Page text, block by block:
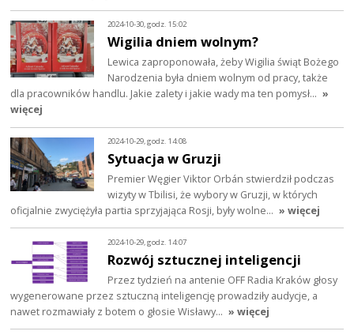
2024-10-30, godz. 15:02
Wigilia dniem wolnym?
Lewica zaproponowała, żeby Wigilia świąt Bożego
Narodzenia była dniem wolnym od pracy, także
dla pracowników handlu. Jakie zalety i jakie wady ma ten pomysł… »
więcej
2024-10-29, godz. 14:08
Sytuacja w Gruzji
Premier Węgier Viktor Orbán stwierdził podczas
wizyty w Tbilisi, że wybory w Gruzji, w których
oficjalnie zwyciężyła partia sprzyjająca Rosji, były wolne… » więcej
2024-10-29, godz. 14:07
Rozwój sztucznej inteligencji
Przez tydzień na antenie OFF Radia Kraków głosy
wygenerowane przez sztuczną inteligencję prowadziły audycje, a
nawet rozmawiały z botem o głosie Wisławy… » więcej